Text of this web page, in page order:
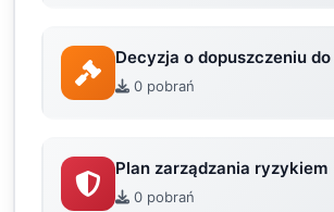
Decyzja o dopuszczeniu
0 pobrań
Plan zarządzania ryzykiem
0 pobrań